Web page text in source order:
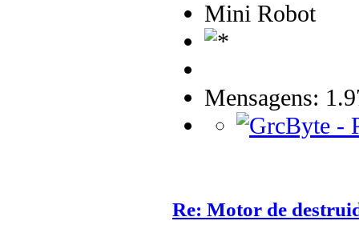
Mini Robot
Mensagens:
Re: Motor de